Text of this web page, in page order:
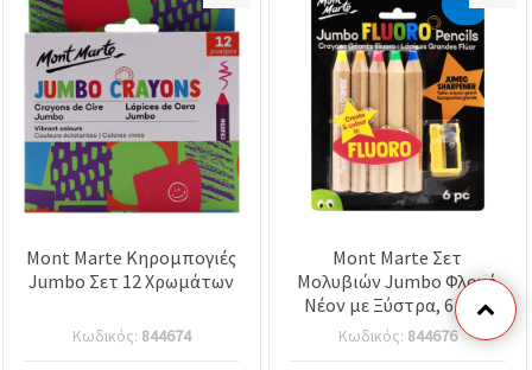
Mont Marte Κηρομπογιές
Jumbo Σετ 12 Χρωμάτων
Κωδικός: 844674
Mont Marte Σετ
Μολυβιών Jumbo Φλουό
Νέον με Ξύστρα, 6 τεμ.
Κωδικός: 844676